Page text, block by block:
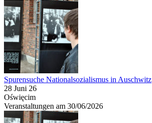
Spurensuche Nationalsozialismus in Auschwitz
28 Juni 26
Oświęcim
Veranstaltungen am 30/06/2026